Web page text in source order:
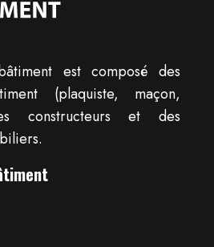
est composé des
(plaquiste, maçon,
constructeurs et des